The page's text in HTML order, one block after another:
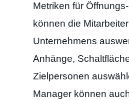
Metriken für
können die
Unternehmens
Anhänge,
Zielpersonen
Manager können